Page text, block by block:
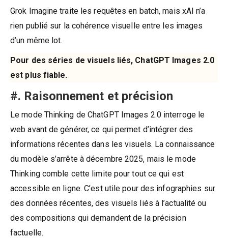
Grok Imagine traite les requêtes en batch, mais xAI n’a
rien publié sur la cohérence visuelle entre les images
d’un même lot.
Pour des séries de visuels liés, ChatGPT Images 2.0
est plus fiable.
#. Raisonnement et précision
Le mode Thinking de ChatGPT Images 2.0 interroge le
web avant de générer, ce qui permet d’intégrer des
informations récentes dans les visuels. La connaissance
du modèle s’arrête à décembre 2025, mais le mode
Thinking comble cette limite pour tout ce qui est
accessible en ligne. C’est utile pour des infographies sur
des données récentes, des visuels liés à l’actualité ou
des compositions qui demandent de la précision
factuelle.